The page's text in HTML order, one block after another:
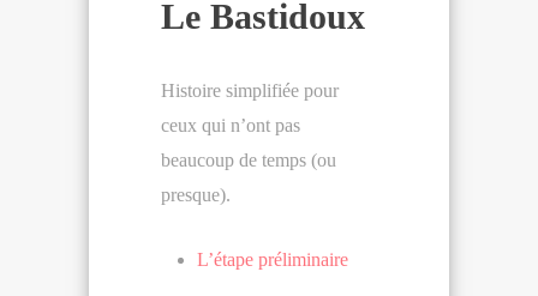
Le Bastidoux
Histoire simplifiée pour
ceux qui n’ont pas
beaucoup de temps (ou
presque).
L’étape préliminaire